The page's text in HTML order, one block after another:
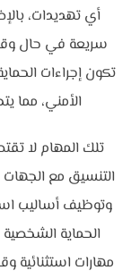
أي تهديدات،
سريعة في حال
تكون إجراءات
الأمني، مما
تلك المهام لا
التنسيق مع الجهات
وتوظيف أساليب
الحماية الشخصية
مهارات استثنائية